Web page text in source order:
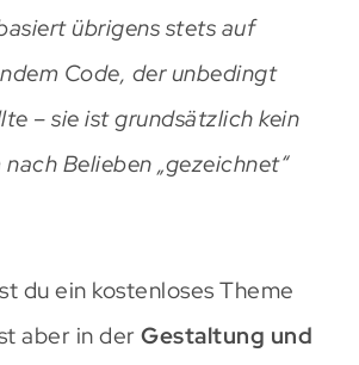
übrigens stets auf
Code, der unbedingt
– sie ist grundsätzlich kein
nach Belieben „gezeichnet“
du ein kostenloses Theme
aber in der Gestaltung und